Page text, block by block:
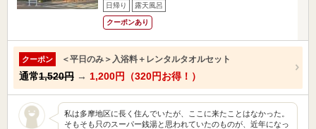
日帰り 露天風呂
クーポンあり
クーポン ＜平日のみ＞入浴料＋レンタルタオルセット
通常1,520円 → 1,200円（320円お得！）
私は多摩地区に長く住んでいたが、ここに来たことはなかった。
そもそも只のスーパー銭湯と思われていたのものが、近年になっ